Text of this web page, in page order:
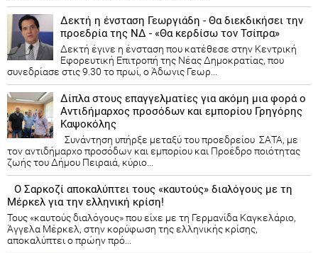
Δεκτή η ένσταση Γεωργιάδη - Θα διεκδικήσει την
προεδρία της ΝΔ - «Θα κερδίσω τον Τσίπρα»
Δεκτή έγινε η ένσταση που κατέθεσε στην Κεντρική
Εφορευτική Επιτροπή της Νέας Δημοκρατίας, που
συνεδρίασε στις 9.30 το πρωί, ο Άδωνις Γεωρ...
Δίπλα στους επαγγελματίες για ακόμη μια φορά ο
Αντιδήμαρχος προσόδων και εμπορίου Γρηγόρης
Καψοκόλης
Συνάντηση υπήρξε μεταξύ του προεδρείου ΣΑΤΑ, με
τον αντιδήμαρχο προσόδων και εμπορίου και Προέδρο ποιότητας
ζωής του Δήμου Πειραιά, κύριο...
Ο Σαρκοζί αποκαλύπτει τους «καυτούς» διαλόγους με τη
Μέρκελ για την ελληνική κρίση!
Τους «καυτούς διαλόγους» που είχε με τη Γερμανίδα Καγκελάριο,
Άγγελα Μέρκελ, στην κορύφωση της ελληνικής κρίσης,
αποκαλύπτει ο πρώην πρό...